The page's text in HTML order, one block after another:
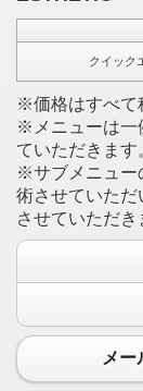
クイック
※価格はすべて
※メニューは一
ていただきます
※サブメニュー
術させていた
させていただき
メー